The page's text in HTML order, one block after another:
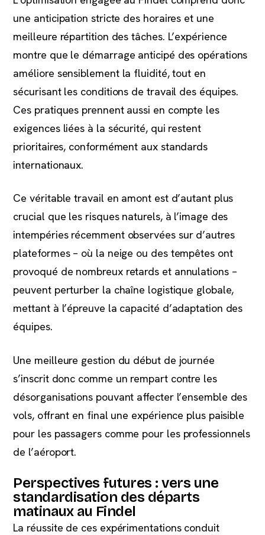
une anticipation stricte des horaires et une
meilleure répartition des tâches. L’expérience
montre que le démarrage anticipé des opérations
améliore sensiblement la fluidité, tout en
sécurisant les conditions de travail des équipes.
Ces pratiques prennent aussi en compte les
exigences liées à la sécurité, qui restent
prioritaires, conformément aux standards
internationaux.
Ce véritable travail en amont est d’autant plus
crucial que les risques naturels, à l’image des
intempéries récemment observées sur d’autres
plateformes – où la neige ou des tempêtes ont
provoqué de nombreux retards et annulations –
peuvent perturber la chaîne logistique globale,
mettant à l’épreuve la capacité d’adaptation des
équipes.
Une meilleure gestion du début de journée
s’inscrit donc comme un rempart contre les
désorganisations pouvant affecter l’ensemble des
vols, offrant en final une expérience plus paisible
pour les passagers comme pour les professionnels
de l’aéroport.
Perspectives futures : vers une
standardisation des départs
matinaux au Findel
La réussite de ces expérimentations conduit